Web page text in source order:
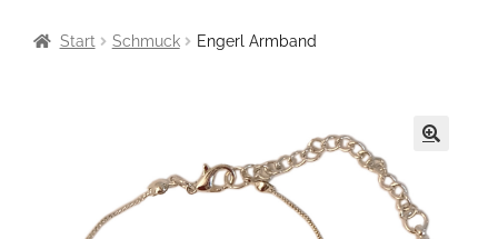
Start Schmuck Engerl Armband